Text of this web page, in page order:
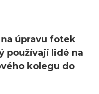
úpravu fotek
používají lidé na
kolegu do